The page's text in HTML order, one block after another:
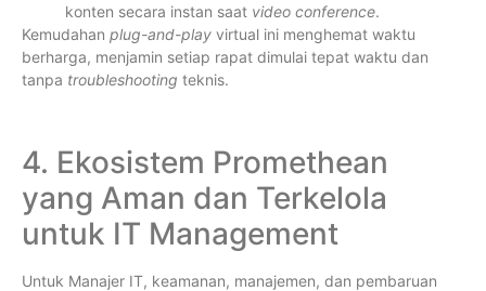
konten secara instan saat video conference.
Kemudahan plug-and-play virtual ini menghemat waktu
berharga, menjamin setiap rapat dimulai tepat waktu dan
tanpa troubleshooting teknis.
4. Ekosistem Promethean
yang Aman dan Terkelola
untuk IT Management
Untuk Manajer IT, keamanan, manajemen, dan pembaruan